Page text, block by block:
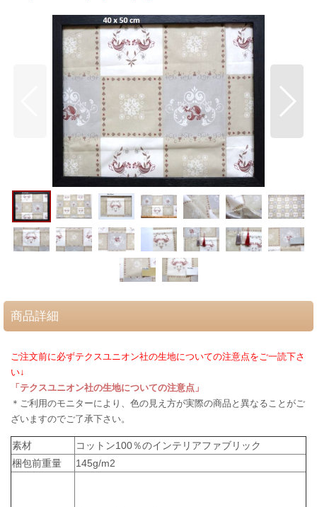
商品詳細
ご注文前に必ずテクスユニオン社の生地についての注意点をご一読下さ
い↓
「テクスユニオン社の生地についての注意点」
＊ご利用のモニターにより、色の見え方が実際の商品と異なることがご
ざいますのでご了承下さい。
素材
コットン100％のインテリアファブリック
梱包前重量
145g/m2